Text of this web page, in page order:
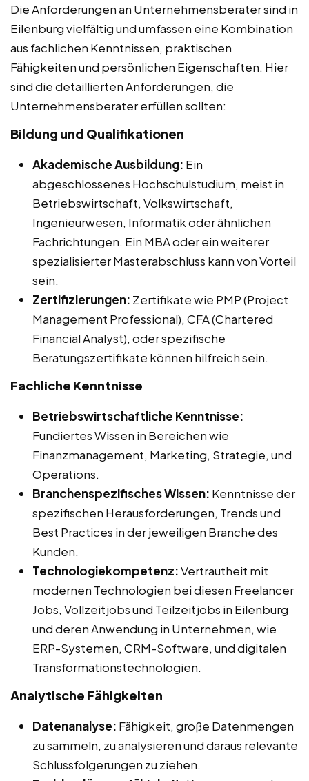
Die Anforderungen an Unternehmensberater sind in
Eilenburg vielfältig und umfassen eine Kombination
aus fachlichen Kenntnissen, praktischen
Fähigkeiten und persönlichen Eigenschaften. Hier
sind die detaillierten Anforderungen, die
Unternehmensberater erfüllen sollten:
Bildung und Qualifikationen
Akademische Ausbildung: Ein
abgeschlossenes Hochschulstudium, meist in
Betriebswirtschaft, Volkswirtschaft,
Ingenieurwesen, Informatik oder ähnlichen
Fachrichtungen. Ein MBA oder ein weiterer
spezialisierter Masterabschluss kann von Vorteil
sein.
Zertifizierungen: Zertifikate wie PMP (Project
Management Professional), CFA (Chartered
Financial Analyst), oder spezifische
Beratungszertifikate können hilfreich sein.
Fachliche Kenntnisse
Betriebswirtschaftliche Kenntnisse:
Fundiertes Wissen in Bereichen wie
Finanzmanagement, Marketing, Strategie, und
Operations.
Branchenspezifisches Wissen: Kenntnisse der
spezifischen Herausforderungen, Trends und
Best Practices in der jeweiligen Branche des
Kunden.
Technologiekompetenz:Vertrautheit mit
modernen Technologien bei diesen Freelancer
Jobs, Vollzeitjobs und Teilzeitjobs in Eilenburg
und deren Anwendung in Unternehmen, wie
ERP-Systemen, CRM-Software, und digitalen
Transformationstechnologien.
Analytische Fähigkeiten
Datenanalyse: Fähigkeit, große Datenmengen
zu sammeln, zu analysieren und daraus relevante
Schlussfolgerungen zu ziehen.